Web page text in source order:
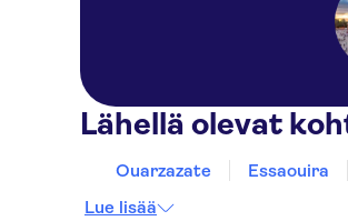
Lähellä olevat
Ouarzazate Essaouira
Lue lisää